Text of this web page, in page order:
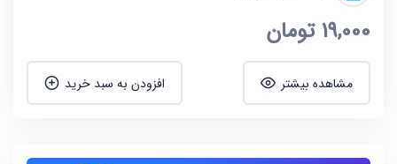
19,000تومان
مشاهده بیشتر افزودن به سبد خرید